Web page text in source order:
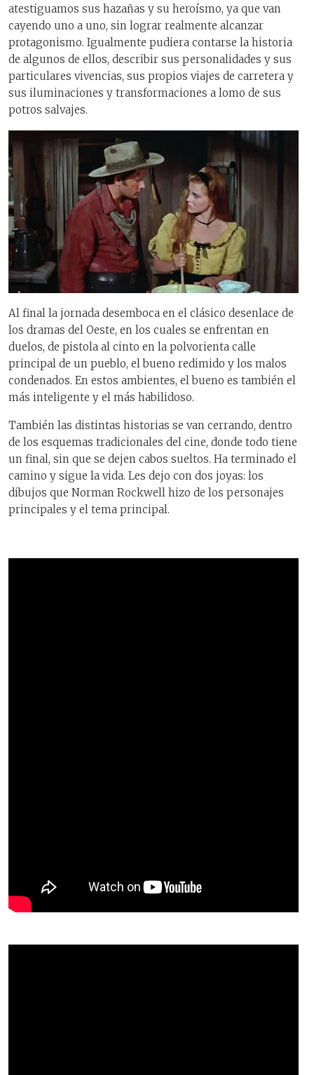
atestiguamos sus hazañas y su heroísmo, ya que van
cayendo uno a uno, sin lograr realmente alcanzar
protagonismo. Igualmente pudiera contarse la historia
de algunos de ellos, describir sus personalidades y sus
particulares vivencias, sus propios viajes de carretera y
sus iluminaciones y transformaciones a lomo de sus
potros salvajes.
Al final la jornada desemboca en el clásico desenlace de
los dramas del Oeste, en los cuales se enfrentan en
duelos, de pistola al cinto en la polvorienta calle
principal de un pueblo, el bueno redimido y los malos
condenados. En estos ambientes, el bueno es también el
más inteligente y el más habilidoso.
También las distintas historias se van cerrando, dentro
de los esquemas tradicionales del cine, donde todo tiene
un final, sin que se dejen cabos sueltos. Ha terminado el
camino y sigue la vida. Les dejo con dos joyas: los
dibujos que Norman Rockwell hizo de los personajes
principales y el tema principal.